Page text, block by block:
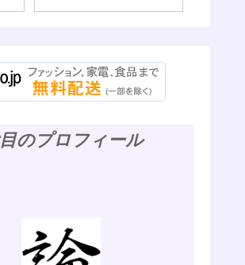
のプロフィール